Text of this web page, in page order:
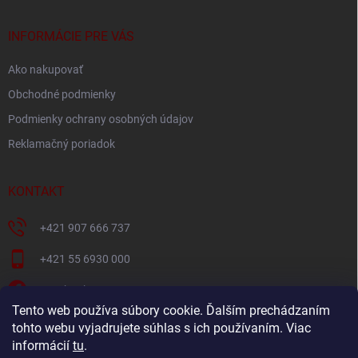
Tento web používa súbory cookie. Ďalším prechádzaním
tohto webu vyjadrujete súhlas s ich používaním. Viac
informácií tu.
INFORMÁCIE PRE VÁS
Ako nakupovať
Obchodné podmienky
Podmienky ochrany osobných údajov
Reklamačný poriadok
KONTAKT
+421 907 666 737
+421 55 6930 000
Facebook
+421907666737
Navštívte náš YouTube kanál